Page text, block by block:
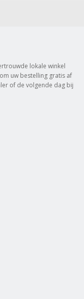
lokale winkel
uw bestelling gratis af
of de volgende dag bij